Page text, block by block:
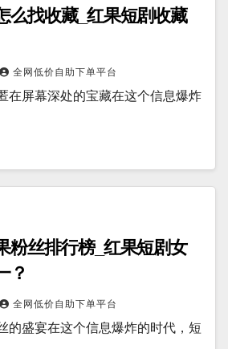
么找收藏_红果短剧收藏
全网低价自助下单平台
在屏幕深处的宝藏在这个信息爆炸
粉丝排行榜_红果短剧女
？
全网低价自助下单平台
的盛宴在这个信息爆炸的时代，短